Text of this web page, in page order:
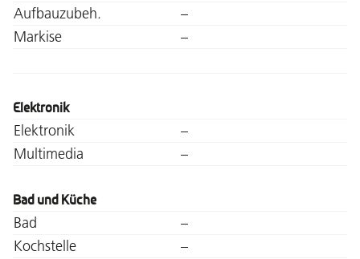
Aufbauzubeh.
–
Markise
–
Elektronik
Elektronik
–
Multimedia
–
Bad und Küche
Bad
–
Kochstelle
–